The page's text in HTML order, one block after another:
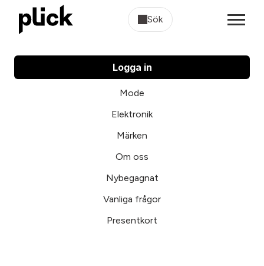
Sök
Logga in
Mode
Elektronik
Märken
Om oss
Nybegagnat
Vanliga frågor
Presentkort